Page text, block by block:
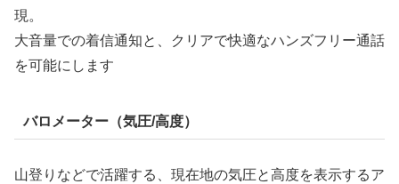
現。
大音量での着信通知と、クリアで快適なハンズフリー通話
を可能にします
バロメーター（気圧/高度）
山登りなどで活躍する、現在地の気圧と高度を表示するア